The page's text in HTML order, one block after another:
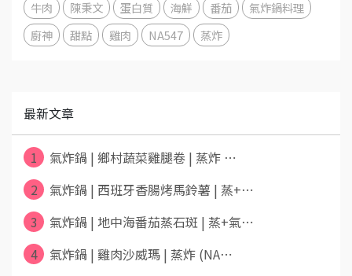
牛肉
陳秉文 蛋白質 海鮮 番茄
氣炸鍋料理
廚神
甜點 雞肉 NA547 蒸炸
最新文章
1
氣炸鍋 | 鄉村蔬菜雞腿卷 | 蒸炸 ⋯
2
氣炸鍋 | 西班牙香腸烤馬鈴薯 | 蒸+⋯
3
氣炸鍋 | 地中海番茄蒸石斑 | 蒸+氣⋯
4
氣炸鍋 | 雞肉沙威瑪 | 蒸炸 (NA⋯